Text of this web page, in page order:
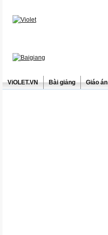
ViOLET.VN Bài giảng Giáo án